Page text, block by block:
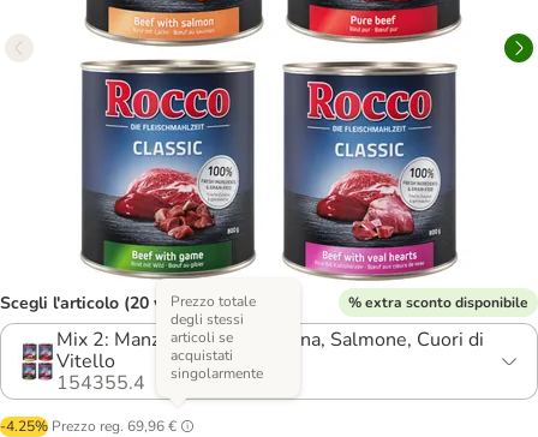
Scegli l'articolo (20 varianti) % extra sconto disponibile
Mix 2: Manzo Puro, Selvaggina, Salmone, Cuori di
Vitello
154355.4
-4.25% Prezzo reg. 69,96 €
Prezzo totale
degli stessi
articoli se
acquistati
singolarmente